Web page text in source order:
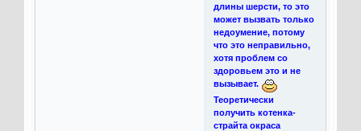
длины шерсти, то это
может вызвать только
недоумение, потому
что это неправильно,
хотя проблем со
здоровьем это и не
вызывает.
Теоретически
получить котенка-
страйта окраса